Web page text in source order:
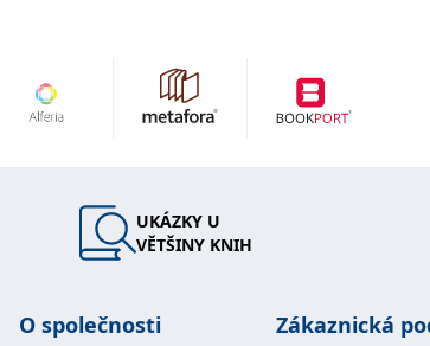
UKÁZKY U
VĚTŠINY KNIH
O společnosti Zákaznická